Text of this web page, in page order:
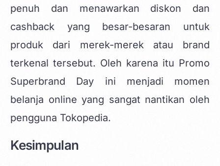
penuh dan menawarkan diskon dan
cashback yang besar-besaran untuk
produk dari merek-merek atau brand
terkenal tersebut. Oleh karena itu Promo
Superbrand Day ini menjadi momen
belanja online yang sangat nantikan oleh
pengguna Tokopedia.
Kesimpulan